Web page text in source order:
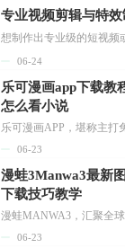
专业视频剪辑与特
06-24
乐可漫画app下载教
怎么看小说
06-23
漫蛙3Manwa3最新
下载技巧教学
06-23